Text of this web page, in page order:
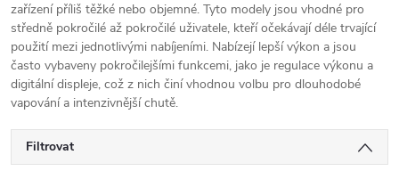
zařízení příliš těžké nebo objemné. Tyto modely jsou vhodné pro
středně pokročilé až pokročilé uživatele, kteří očekávají déle trvající
použití mezi jednotlivými nabíjeními. Nabízejí lepší výkon a jsou
často vybaveny pokročilejšími funkcemi, jako je regulace výkonu a
digitální displeje, což z nich činí vhodnou volbu pro dlouhodobé
vapování a intenzivnější chutě.
Filtrovat